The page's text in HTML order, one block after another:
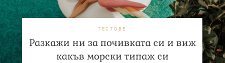
ТЕСТОВЕ
Разкажи ни за почивката си и виж
какъв морски типаж си